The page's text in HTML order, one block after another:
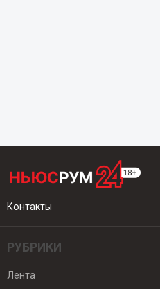
Контакты
РУБРИКИ
Лента